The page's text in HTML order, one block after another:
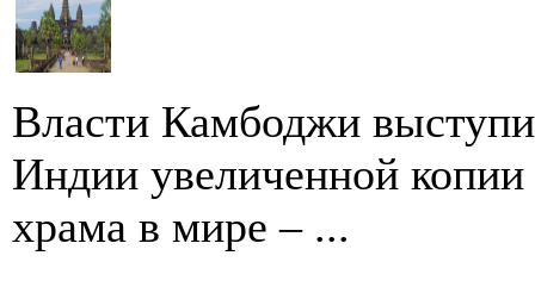
Власти Камбоджи
Индии увеличенной копии
храма в мире – ...